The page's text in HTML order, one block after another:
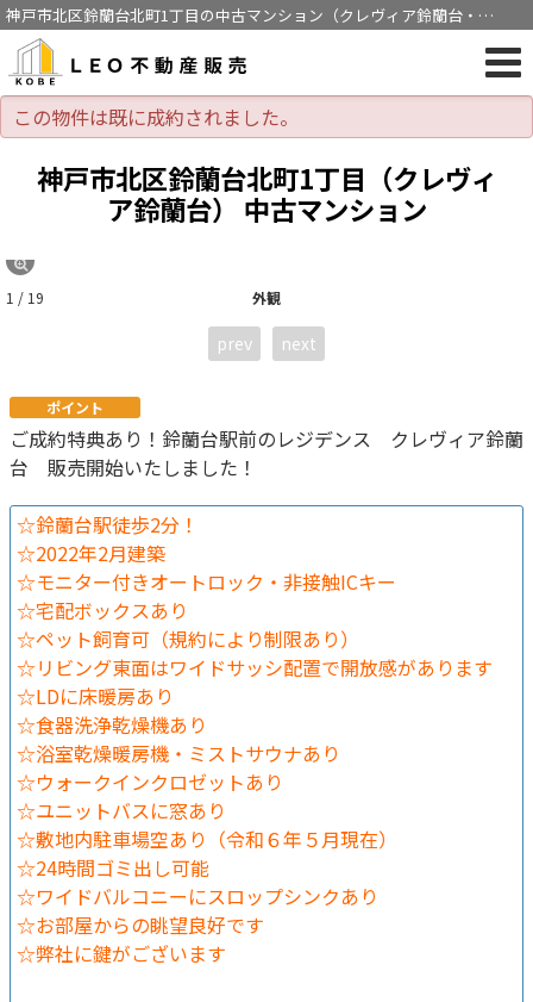
神戸市北区鈴蘭台北町1丁目の中古マンション（クレヴィア鈴蘭台・
2SLDK・鈴蘭台駅徒歩2分）[128]
この物件は既に成約されました。
神戸市北区鈴蘭台北町1丁目（クレヴィ
ア鈴蘭台） 中古マンション
外観
1 / 19
prev next
ポイント
ご成約特典あり！鈴蘭台駅前のレジデンス クレヴィア鈴蘭
台 販売開始いたしました！
☆鈴蘭台駅徒歩2分！
☆2022年2月建築
☆モニター付きオートロック・非接触ICキー
☆宅配ボックスあり
☆ペット飼育可（規約により制限あり）
☆リビング東面はワイドサッシ配置で開放感があります
☆LDに床暖房あり
☆食器洗浄乾燥機あり
☆浴室乾燥暖房機・ミストサウナあり
☆ウォークインクロゼットあり
☆ユニットバスに窓あり
☆敷地内駐車場空あり（令和６年５月現在）
☆24時間ゴミ出し可能
☆ワイドバルコニーにスロップシンクあり
☆お部屋からの眺望良好です
☆弊社に鍵がございます